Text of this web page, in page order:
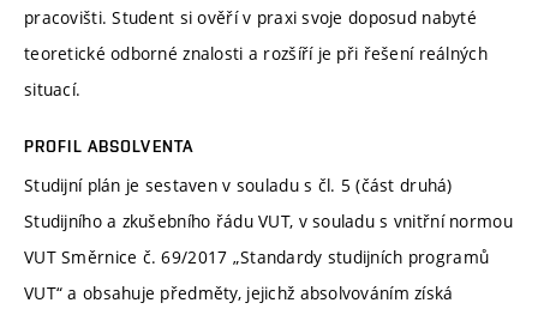
pracovišti. Student si ověří v praxi svoje doposud nabyté
teoretické odborné znalosti a rozšíří je při řešení reálných
situací.
PROFIL ABSOLVENTA
Studijní plán je sestaven v souladu s čl. 5 (část druhá)
Studijního a zkušebního řádu VUT, v souladu s vnitřní normou
VUT Směrnice č. 69/2017 „Standardy studijních programů
VUT“ a obsahuje předměty, jejichž absolvováním získá